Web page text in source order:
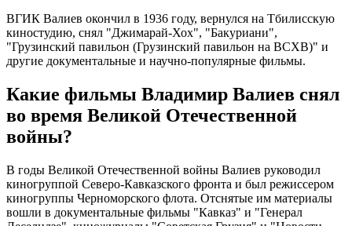
ВГИК Валиев окончил в 1936 году, вернулся на Тбилисскую
киностудию, снял "Джимарай-Хох", "Бакуриани",
"Грузинский павильон (Грузинский павильон на ВСХВ)" и
другие документальные и научно-популярные фильмы.
Какие фильмы Владимир Валиев снял
во время Великой Отечественной
войны?
В годы Великой Отечественной войны Валиев руководил
киногруппой Северо-Кавказского фронта и был режиссером
киногруппы Черноморского флота. Отснятые им материалы
вошли в документальные фильмы "Кавказ" и "Генерал